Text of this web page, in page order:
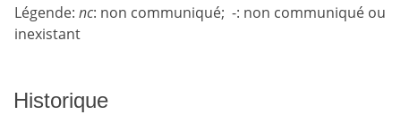
Légende: nc: non communiqué; -: non communiqué ou
inexistant
Historique